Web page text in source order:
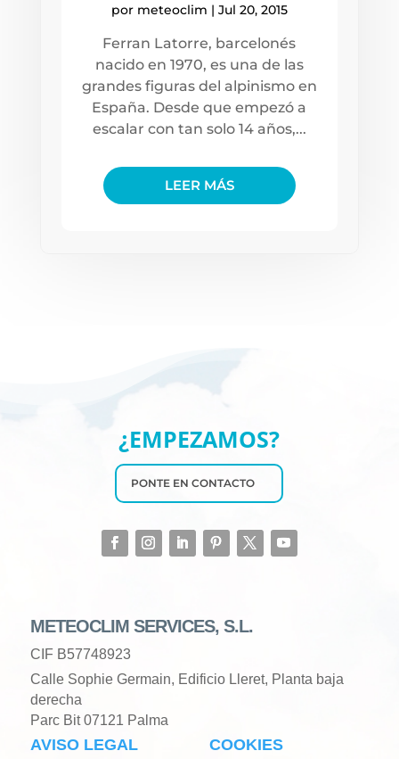
por meteoclim | Jul 20, 2015
Ferran Latorre, barcelonés
nacido en 1970, es una de las
grandes figuras del alpinismo en
España. Desde que empezó a
escalar con tan solo 14 años,...
LEER MÁS
¿EMPEZAMOS?
PONTE EN CONTACTO
METEOCLIM SERVICES, S.L.
CIF B57748923
Calle Sophie Germain, Edificio Lleret, Planta baja
derecha
Parc Bit 07121 Palma
AVISO LEGAL COOKIES